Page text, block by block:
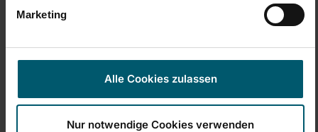
Marketing
Alle Cookies zulassen
Nur notwendige Cookies verwenden
Melitta
Stiehl für Wischmopp
Stiel CLEAN TWIST Disc Mop Active
Leider mit einem älteren Modell nicht so einfach zu
wechseln.